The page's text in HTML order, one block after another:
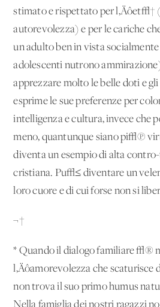
stimato e rispettato per
autorevolezza) e per le cariche
un adulto ben in vista
adolescenti nutrono
apprezzare molto le belle doti e
esprime le sue preferenze per
intelligenza e cultura, invece che
meno, quantunque siano pi√π
diventa un esempio di alta
cristiana. Pu√≤ diventare un
loro cuore e di cui forse non si
¬†
* Quando il dialogo familiare √®
l‚Äôamorevolezza che scaturisce
non trova il suo primo humus
Nella famiglia dei nostri ragazzi